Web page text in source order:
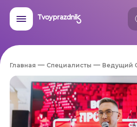
Главная Специалисты Ведущий